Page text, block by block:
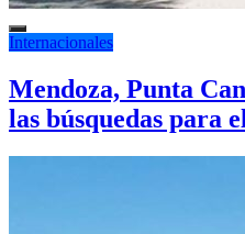
Internacionales
Mendoza, Punta
las búsquedas para